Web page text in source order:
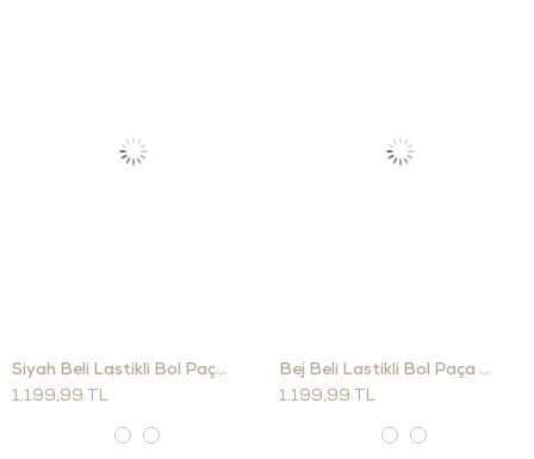
Siyah Beli Lastikli Bol Paça Pantolon
1.199,99 TL
Bej Beli Lastikli Bol Paça Pantolon
1.199,99 TL